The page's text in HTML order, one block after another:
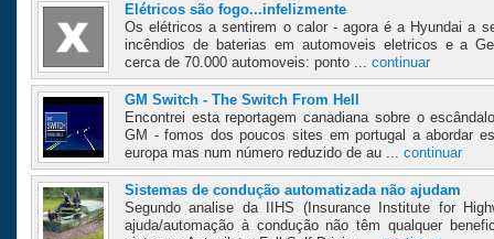
Elétricos são fogo...infelizmente
Os elétricos a sentirem o calor - agora é a Hyundai a
incêndios de baterias em automoveis eletricos e a
cerca de 70.000 automoveis: ponto ... continuar
GM Switch - The Switch From Hell
Encontrei esta reportagem canadiana sobre o
GM - fomos dos poucos sites em portugal a abordar
europa mas num número reduzido de au ... continuar
Sistemas de condução automatizada não ajudam
Segundo analise da IIHS (Insurance Institute for
ajuda/automação à condução não têm qualquer